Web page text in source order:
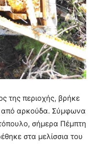
της περιοχής, βρήκε
από αρκούδα. Σύμφωνα
σήμερα Πέμπτη
στα μελίσσια του